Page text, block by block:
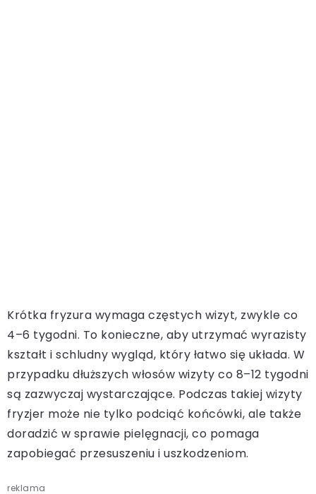
Krótka fryzura wymaga częstych wizyt, zwykle co
4–6 tygodni. To konieczne, aby utrzymać wyrazisty
kształt i schludny wygląd, który łatwo się układa. W
przypadku dłuższych włosów wizyty co 8–12 tygodni
są zazwyczaj wystarczające. Podczas takiej wizyty
fryzjer może nie tylko podciąć końcówki, ale także
doradzić w sprawie pielęgnacji, co pomaga
zapobiegać przesuszeniu i uszkodzeniom.
reklama